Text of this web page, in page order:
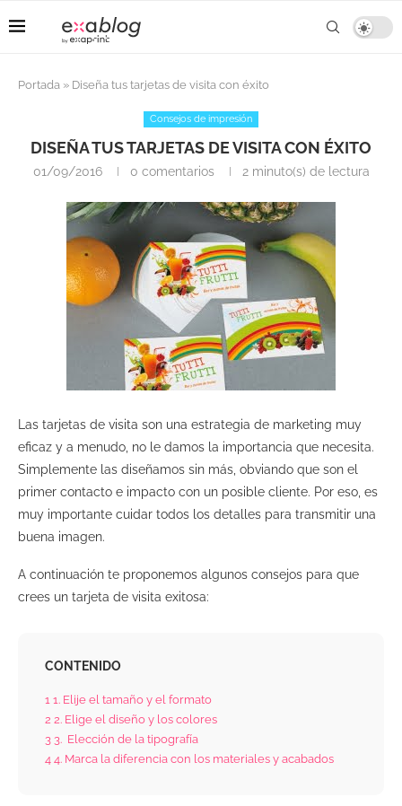
Portada » Diseña tus tarjetas de visita con éxito
Consejos de impresión
DISEÑA TUS TARJETAS DE VISITA CON ÉXITO
01/09/2016 0 comentarios 2 minuto(s) de lectura
Las tarjetas de visita son una estrategia de marketing muy
eficaz y a menudo, no le damos la importancia que necesita.
Simplemente las diseñamos sin más, obviando que son el
primer contacto e impacto con un posible cliente. Por eso, es
muy importante cuidar todos los detalles para transmitir una
buena imagen.
A continuación te proponemos algunos consejos para que
crees un tarjeta de visita exitosa:
CONTENIDO
1 1. Elije el tamaño y el formato
2 2. Elige el diseño y los colores
3 3. Elección de la tipografía
4 4. Marca la diferencia con los materiales y acabados